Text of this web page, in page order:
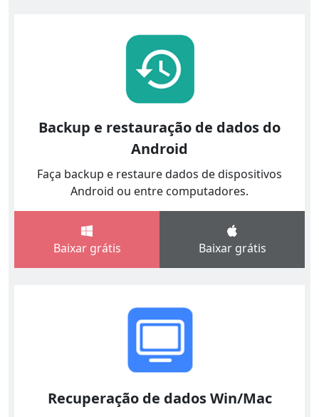
Backup e restauração de dados do
Android
Faça backup e restaure dados de dispositivos
Android ou entre computadores.
Baixar grátis Baixar grátis
Recuperação de dados Win/Mac